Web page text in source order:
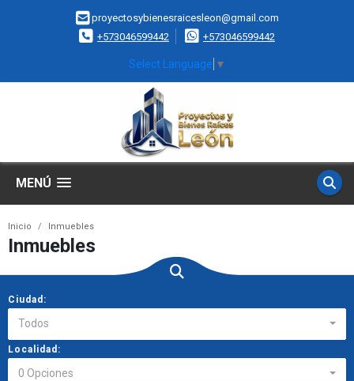
proyectosybienesraicesleon@gmail.com
+573046599442
+573046599442
Select Language ▼
MENÚ
Inicio Inmuebles
Inmuebles
Ciudad:
Todos
Localidad:
0 Opciones